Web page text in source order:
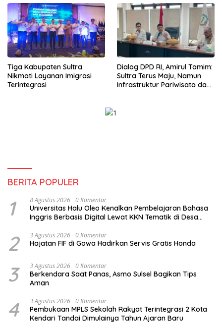
Tiga Kabupaten Sultra
Nikmati Layanan Imigrasi
Terintegrasi
Dialog DPD RI, Amirul Tamim:
Sultra Terus Maju, Namun
Infrastruktur Pariwisata dan
BERITA POPULER
1 8 Agustus 2026 0 Komentar
Universitas Halu Oleo Kenalkan Pembelajaran Bahasa
Inggris Berbasis Digital Lewat KKN Tematik di Desa
2 3 Agustus 2026 0 Komentar
Hajatan FIF di Gowa Hadirkan Servis Gratis Honda
3 3 Agustus 2026 0 Komentar
Berkendara Saat Panas, Asmo Sulsel Bagikan Tips
Aman
4 3 Agustus 2026 0 Komentar
Pembukaan MPLS Sekolah Rakyat Terintegrasi 2 Kota
Kendari Tandai Dimulainya Tahun Ajaran Baru